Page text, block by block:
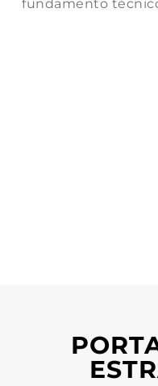
fundamento